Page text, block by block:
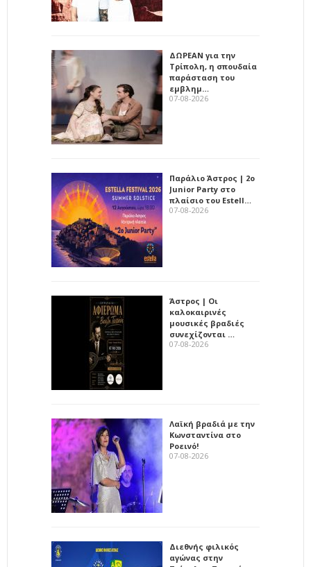
ΔΩΡΕΑΝ για την
Τρίπολη, η σπουδαία
παράσταση του
εμβλημ…
07-08-2026
Παράλιο Άστρος | 2ο
Junior Party στο
πλαίσιο του Estell…
07-08-2026
Άστρος | Οι
καλοκαιρινές
μουσικές βραδιές
συνεχίζονται …
07-08-2026
Λαϊκή βραδιά με την
Κωνσταντίνα στο
Ροεινό!
07-08-2026
Διεθνής φιλικός
αγώνας στην